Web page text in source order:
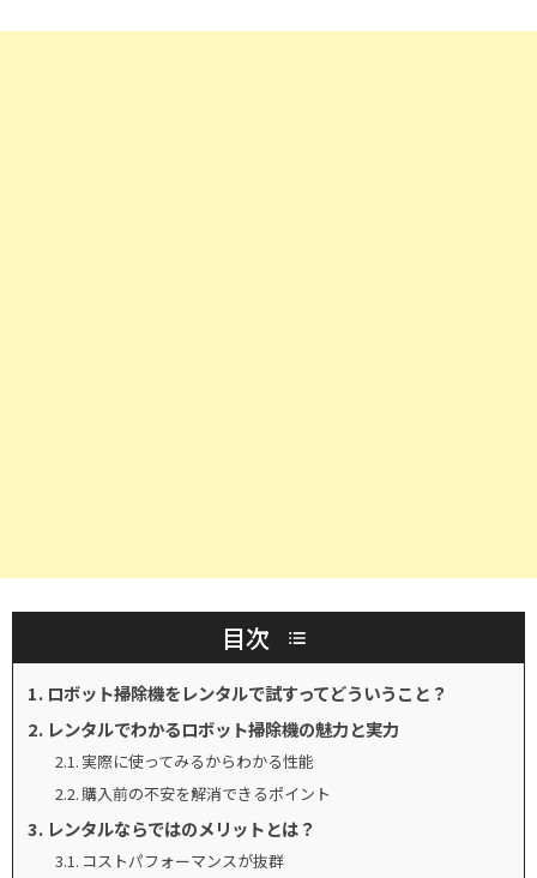
目次
ロボット掃除機をレンタルで試すってどういうこと？
レンタルでわかるロボット掃除機の魅力と実力
実際に使ってみるからわかる性能
購入前の不安を解消できるポイント
レンタルならではのメリットとは？
コストパフォーマンスが抜群